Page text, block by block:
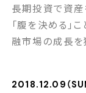
ところで羽生
長期投資で資産
「腹を決める」
融市場の成長を
動がないところ
2018.12.09（